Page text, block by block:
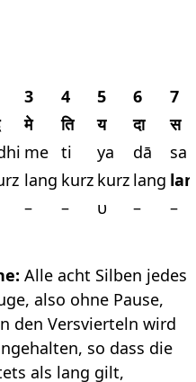
3 4 5 6
7
मे ति य दा
स
me ti ya dā
sa
lang kurz kurz lang
– – υ – –
Alle acht Silben jedes
also ohne Pause,
den Versvierteln wird
so dass die
als lang gilt,